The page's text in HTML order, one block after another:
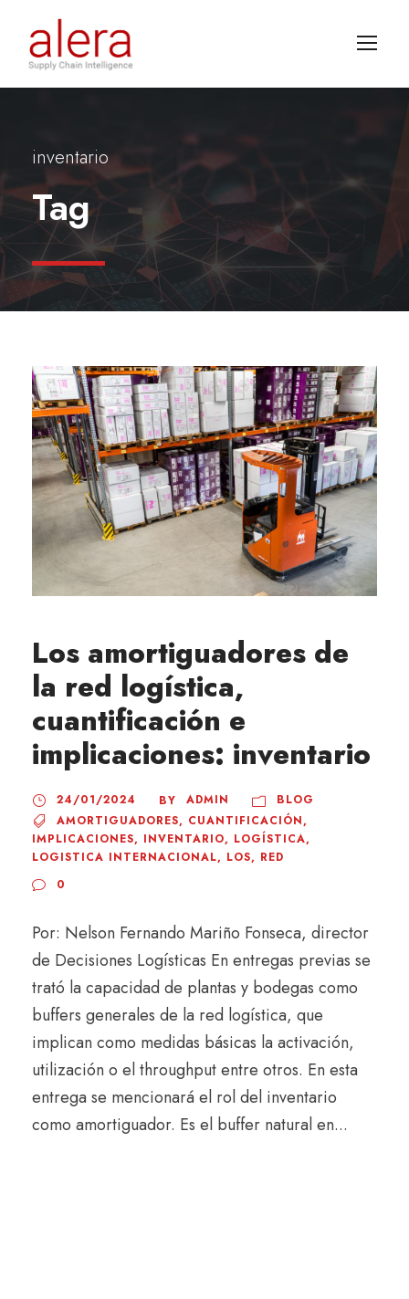
inventario
Tag
Los amortiguadores de
la red logística,
cuantificación e
implicaciones: inventario
24/01/2024 BY ADMIN
BLOG
AMORTIGUADORES, CUANTIFICACIÓN,
IMPLICACIONES, INVENTARIO, LOGÍSTICA,
LOGISTICA INTERNACIONAL, LOS, RED
0
Por: Nelson Fernando Mariño Fonseca, director
de Decisiones Logísticas En entregas previas se
trató la capacidad de plantas y bodegas como
buffers generales de la red logística, que
implican como medidas básicas la activación,
utilización o el throughput entre otros. En esta
entrega se mencionará el rol del inventario
como amortiguador. Es el buffer natural en...